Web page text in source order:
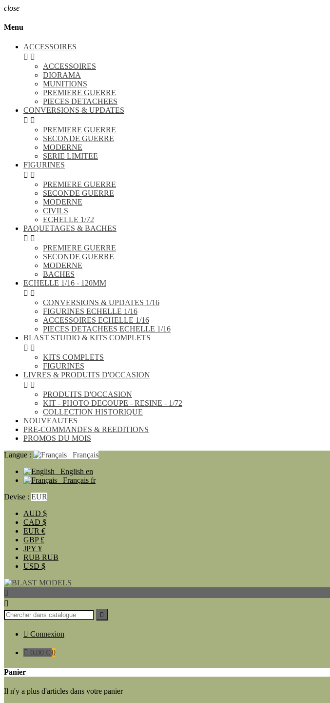
close
Menu
ACCESSOIRES
 
ACCESSOIRES
DIORAMA
MUNITIONS
PREMIERE GUERRE
PIECES DETACHEES
CONVERSIONS & UPDATES
 
PREMIERE GUERRE
SECONDE GUERRE
MODERNE
SERIE LIMITEE
FIGURINES
 
PREMIERE GUERRE
SECONDE GUERRE
MODERNE
CIVILS
ECHELLE 1/72
PAQUETAGES & BACHES
 
PREMIERE GUERRE
SECONDE GUERRE
MODERNE
BACHES
ECHELLE 1/16 - 120MM
 
CONVERSIONS & UPDATES 1/16
FIGURINES ECHELLE 1/16
ACCESSOIRES ECHELLE 1/16
PIECES DETACHEES ECHELLE 1/16
BLAST STUDIO & KITS COMPLETS
 
KITS COMPLETS
FIGURINES
LIVRES & PRODUITS D'OCCASION
 
PRODUITS D'OCCASION
KIT - PHOTO DECOUPE - RESINE - 1/72
COLLECTION HISTORIQUE
NOUVEAUTES
PRE-COMMANDES & REEDITIONS
PROMOS DU MOIS
Langue :
Français
English en
Français fr
Devise : EUR
AUD $
CAD $
EUR €
GBP £
JPY ¥
RUB RUB
USD $



 Connexion
 0,00 € 0
Panier
Il n'y a plus d'articles dans votre panier